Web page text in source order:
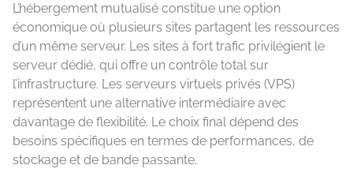
L’hébergement mutualisé constitue une option
économique où plusieurs sites partagent les ressources
d’un même serveur. Les sites à fort trafic privilégient le
serveur dédié, qui offre un contrôle total sur
l’infrastructure. Les serveurs virtuels privés (VPS)
représentent une alternative intermédiaire avec
davantage de flexibilité. Le choix final dépend des
besoins spécifiques en termes de performances, de
stockage et de bande passante.